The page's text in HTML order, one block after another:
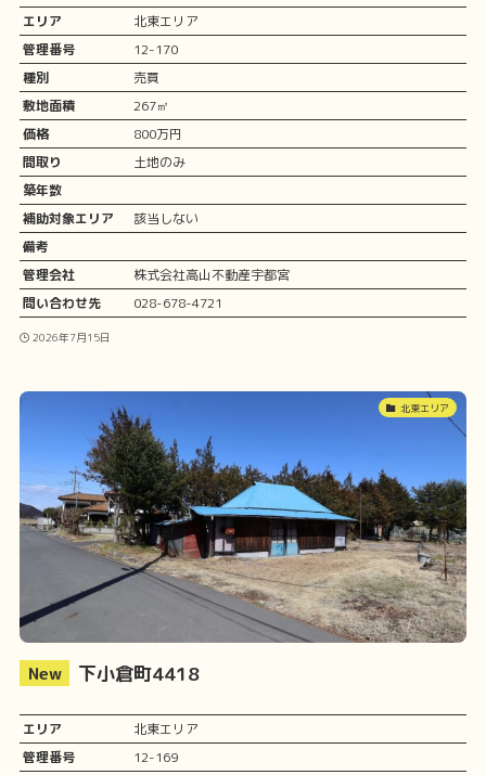
エリア
北東エリア
管理番号
12-170
種別
売買
敷地面積
267㎡
価格
800万円
間取り
土地のみ
築年数
補助対象エリア
該当しない
備考
管理会社
株式会社高山不動産宇都宮
問い合わせ先
028-678-4721
2026年7月15日
北東エリア
下小倉町4418
エリア
北東エリア
管理番号
12-169